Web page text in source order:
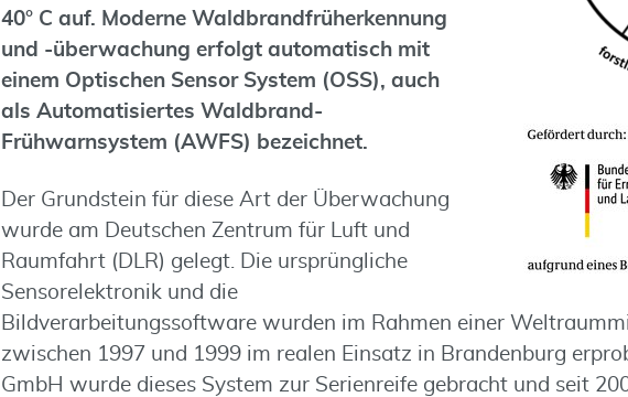
40° C auf. Moderne Waldbrandfrüherkennung
und -überwachung erfolgt automatisch mit
einem Optischen Sensor System (OSS), auch
als Automatisiertes Waldbrand-
Frühwarnsystem (AWFS) bezeichnet.
Der Grundstein für diese Art der Überwachung
wurde am Deutschen Zentrum für Luft und
Raumfahrt (DLR) gelegt. Die ursprüngliche
Sensorelektronik und die
Bildverarbeitungssoftware wurden im Rahmen einer
zwischen 1997 und 1999 im realen Einsatz in Brandenburg
GmbH wurde dieses System zur Serienreife gebracht und seit